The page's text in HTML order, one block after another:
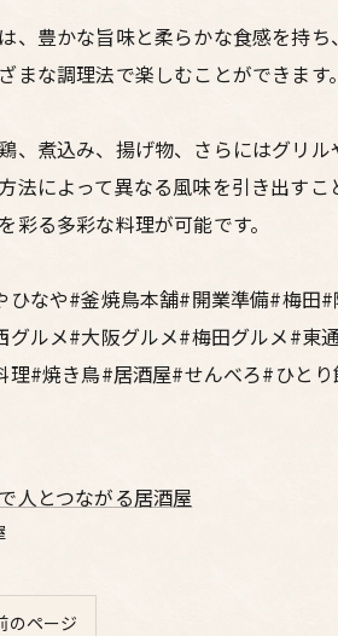
、豊かな旨味と柔らかな食感を持ち、
まな調理法で楽しむことができます。
、煮込み、揚げ物、さらにはグリル
法によって異なる風味を引き出すこ
彩る多彩な料理が可能です。
ひなや#釜焼鳥本舗#開業準備#梅田
グルメ#大阪グルメ#梅田グルメ#東
理#焼き鳥#居酒屋#せんべろ#ひと
人とつながる居酒屋
のページ